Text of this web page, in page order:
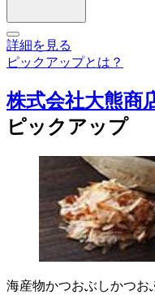
詳細を見る
ピックアップとは？
株式会社大熊商
ピックアップ
海産物かつおぶしかつお